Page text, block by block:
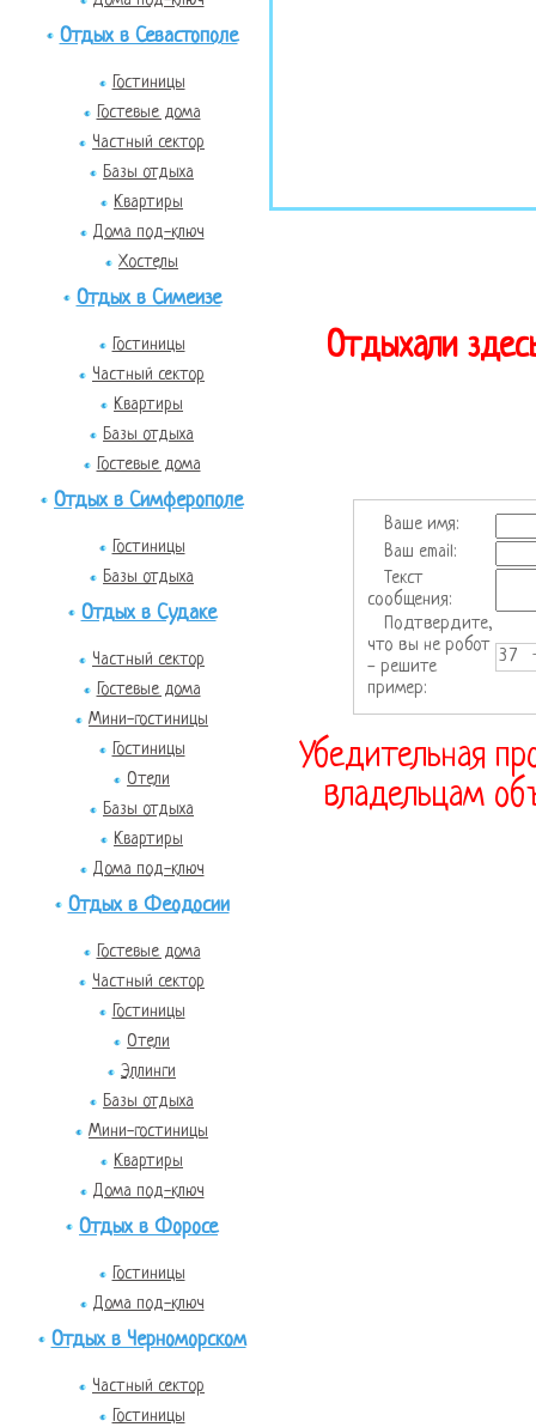
Отдых в Севастополе
Гостиницы
Гостевые дома
Частный сектор
Базы отдыха
Квартиры
Дома под-ключ
Хостелы
Отдых в Симеизе
Гостиницы
Частный сектор
Квартиры
Базы отдыха
Гостевые дома
Отдых в Симферополе
Гостиницы
Базы отдыха
Отдых в Судаке
Частный сектор
Гостевые дома
Мини-гостиницы
Гостиницы
Отели
Базы отдыха
Квартиры
Дома под-ключ
Отдых в Феодосии
Гостевые дома
Частный сектор
Гостиницы
Отели
Эллинги
Базы отдыха
Мини-гостиницы
Квартиры
Дома под-ключ
Отдых в Форосе
Гостиницы
Дома под-ключ
Отдых в Черноморском
Частный сектор
Гостиницы
Отдыхали
Ваше имя:
Ваш email:
Текст
сообщения:
Подтвердите,
что вы не робот
- решите
пример:
37
Убедительная
владельцам